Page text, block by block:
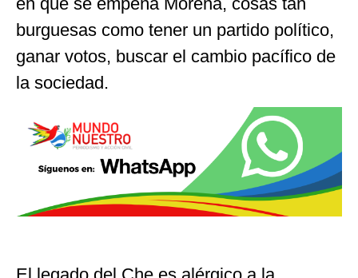
burguesas como tener un partido político,
ganar votos, buscar el cambio pacífico de
la sociedad.